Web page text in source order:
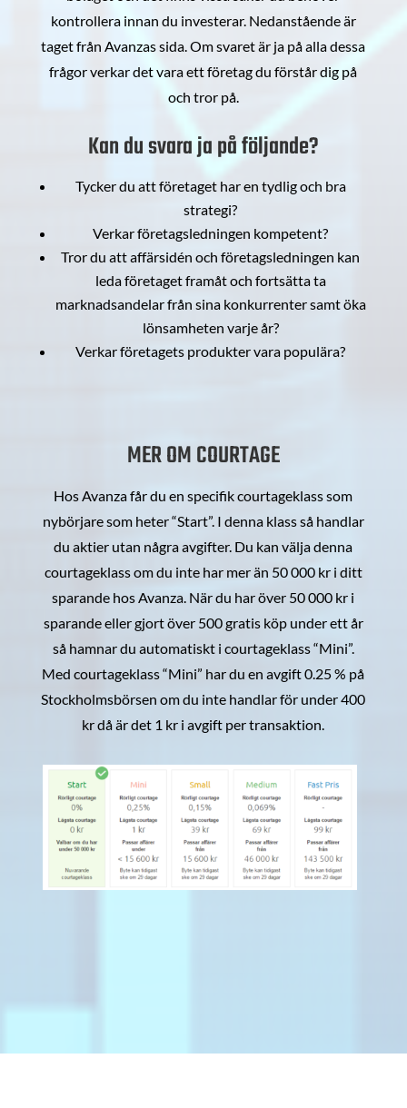
kontrollera innan du investerar. Nedanstående är
taget från Avanzas sida. Om svaret är ja på alla dessa
frågor verkar det vara ett företag du förstår dig på
och tror på.
Kan du svara ja på följande?
Tycker du att företaget har en tydlig och bra
strategi?
Verkar företagsledningen kompetent?
Tror du att affärsidén och företagsledningen kan
leda företaget framåt och fortsätta ta
marknadsandelar från sina konkurrenter samt öka
lönsamheten varje år?
Verkar företagets produkter vara populära?
MER OM COURTAGE
Hos Avanza får du en specifik courtageklass som
nybörjare som heter “Start”. I denna klass så handlar
du aktier utan några avgifter. Du kan välja denna
courtageklass om du inte har mer än 50 000 kr i ditt
sparande hos Avanza. När du har över 50 000 kr i
sparande eller gjort över 500 gratis köp under ett år
så hamnar du automatiskt i courtageklass “Mini”.
Med courtageklass “Mini” har du en avgift 0.25 % på
Stockholmsbörsen om du inte handlar för under 400
kr då är det 1 kr i avgift per transaktion.